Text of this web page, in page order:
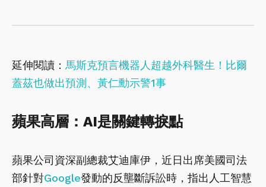
延伸閱讀： 馬斯克預言機器人超越外科醫生！比爾
蓋茲也做出預測、黃仁勳示警1事
蘋果高層：AI是關鍵轉捩點
蘋果公司資深副總裁艾迪庫伊，近日出席美國司法
部針對Google發動的反壟斷訴訟時，指出人工智慧